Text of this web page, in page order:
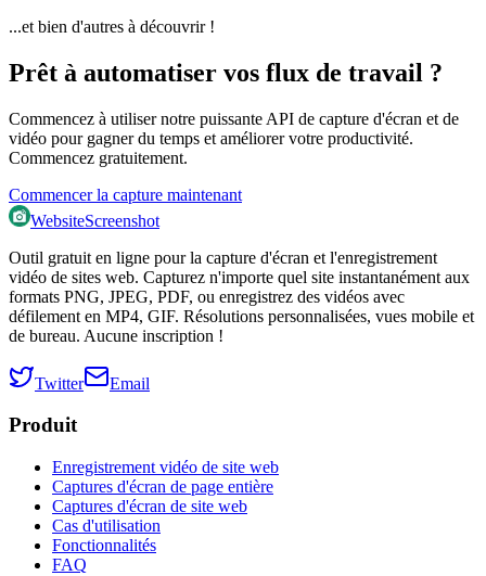
...et bien d'autres à découvrir !
Prêt à automatiser vos flux de travail ?
Commencez à utiliser notre puissante API de capture d'écran et de
vidéo pour gagner du temps et améliorer votre productivité.
Commencez gratuitement.
Commencer la capture maintenant
WebsiteScreenshot
Outil gratuit en ligne pour la capture d'écran et l'enregistrement
vidéo de sites web. Capturez n'importe quel site instantanément aux
formats PNG, JPEG, PDF, ou enregistrez des vidéos avec
défilement en MP4, GIF. Résolutions personnalisées, vues mobile et
de bureau. Aucune inscription !
Twitter Email
Produit
Enregistrement vidéo de site web
Captures d'écran de page entière
Captures d'écran de site web
Cas d'utilisation
Fonctionnalités
FAQ